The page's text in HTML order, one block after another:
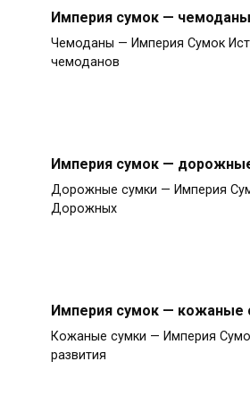
Империя сумок — чемоданы
Чемоданы — Империя Сумок
чемоданов
Империя сумок —
Дорожные сумки — Империя
Дорожных
Империя сумок — кожаные
Кожаные сумки — Империя
развития